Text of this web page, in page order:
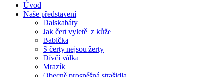
Úvod
Naše představení
Dalskabáty
Jak čert vyletěl z kůže
Babička
S čerty nejsou žerty
Dívčí válka
Mrazík
Obecně prospěšná strašidla